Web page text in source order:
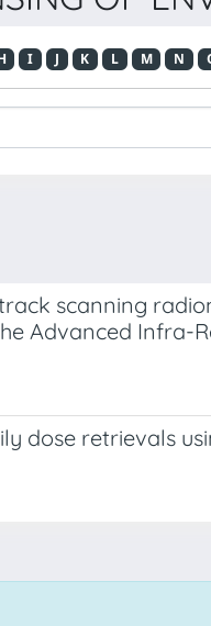
I J K L M N
scanning
Advanced Infra-
dose retrievals